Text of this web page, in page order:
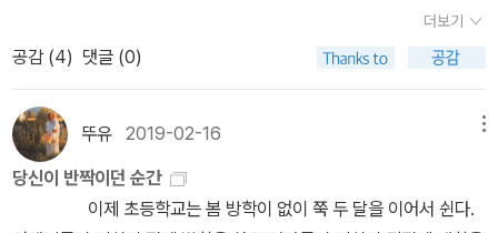
일 것이다. 그 순간이 짧더라도 우리는 그 빛을 발견하고 간직할 것이
다. 그것이 삶을 살아가는 든든한 버팀목이라는 걸 알기에.
부러 받아들이지 않는 숱한 말을 읽고서야 진심이 아픈 이유를 짐작
할 수 있었다. 타인의 진심을 들여다보니까 아픈 거다. 상대방의 진심
진심으로 풀어 놓은 이야기는 소설 같은 이야기라 도저히 현실이라
믿기지 않은 이야기였고, 현실이 아니기를 바라는 이야기였다. 민간
잠수사가 292명의 희생자 모두를 머리부터 발끝까지 자기 몸에 최대
한 밀착해서 꼭 끌어안고 나왔다는 이야기. 이국종 센터장의 살인적
키우지 않는다는 걸로는 뭔가 부족한데, 뭘 할 수 있을지는 아직 잘 모
르겠다.은유 작가의 책은 항상 좋다. 뭘 어떻게 다르게 말해야 좋을지
모르겠을 정도로 좋다.<태도의 말들>은 내가 그 팟캐스트를 듣지 않
았으면 몰랐을 책이다. 고정적으로 목소리만 듣는 사람인데도 가깝게
느껴지는 것은 방송이라는 매체의 성격 때문이겠지. 이런 사람들을
계속 책으로 만나고 이야기 듣고 싶다.<공부머리 독서법>은 3월 읽
었던 책들 중에서 가장 기억에 오래 남는다. 사실 이런 타이틀을 단 책
로 쓴다. 인생의 고통은 늘 은유적으로 이야기되어 왔지만, 고통을 은
유적으로 생각하거나 당연한 것으로 여겨서는 안 된다. 고통은 인간
능케 하는 비인간적인 지렛대이다. 그럼에도 불구하고 고통이 인간의
것임을 자각하는 일은 이 가혹한 삶의 굴레에서는 쉽지 않기에 우리
는 그 자각에 필요한 재료로써 시를 사용해왔는지도 모른다.(신용목,
발문. 시작되지 않고서는 아무것도 아닌 일들이) 스물다섯 번의 행
작가들의 이름 뒤에, 아무 저의없이 무의식적으로 어떤 호칭 또는 존
칭이 갖다 붙곤 하는데 (제 경우) 요조씨라는 호칭이 그냥 자연스럽게
튀어나오네요. 팟캐스트에서 너무 자주 듣다보니 혼자 친한 느낌이
들어서 그런가 모를 일이지만요. 나이도 나보다 어리니까 안 되진 않
으리라 생각해 봅니다... ㅎㅎ 엄밀히 말해서 출간일을 보면 신간 코
너에 있는 게 의아할 지경이었지만 이 도서관에서는 신참일 수도 있
긴 하죠. 그건 그다지 중요한 게 아닐 것 같고요. 이미 팔에는 과연 대
더보기
공감 (4) 댓글 (0)
뚜유 2019-02-16
당신이 반짝이던 순간
이제 초등학교는 봄 방학이 없이 쭉 두 달을 이어서 쉰다.